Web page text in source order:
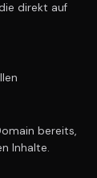
direkt auf
bereits,
Inhalte.